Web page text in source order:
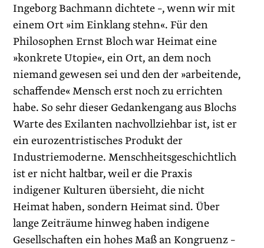
Ingeborg Bachmann dichtete –, wenn wir mit
einem Ort »im Einklang stehn«. Für den
Philosophen Ernst Bloch war Heimat eine
»konkrete Utopie«, ein Ort, an dem noch
niemand gewesen sei und den der »arbeitende,
schaffende« Mensch erst noch zu errichten
habe. So sehr dieser Gedankengang aus Blochs
Warte des Exilanten nachvollziehbar ist, ist er
ein eurozentristisches Produkt der
Industriemoderne. Menschheitsgeschichtlich
ist er nicht haltbar, weil er die Praxis
indigener Kulturen übersieht, die nicht
Heimat haben, sondern Heimat sind. Über
lange Zeiträume hinweg haben indigene
Gesellschaften ein hohes Maß an Kongruenz –